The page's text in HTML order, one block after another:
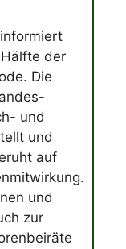
der
Die
und
und
auf
und
zur